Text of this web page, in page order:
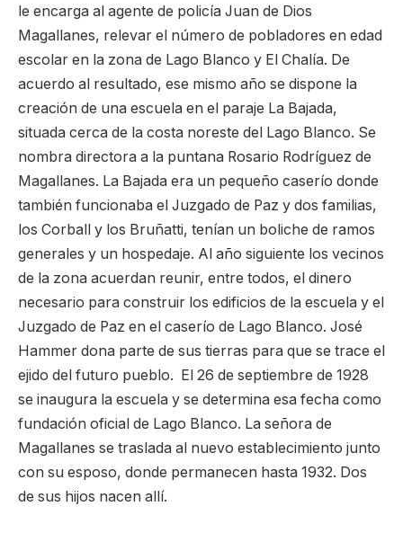
le encarga al agente de policía Juan de Dios
Magallanes, relevar el número de pobladores en edad
escolar en la zona de Lago Blanco y El Chalía. De
acuerdo al resultado, ese mismo año se dispone la
creación de una escuela en el paraje La Bajada,
situada cerca de la costa noreste del Lago Blanco. Se
nombra directora a la puntana Rosario Rodríguez de
Magallanes. La Bajada era un pequeño caserío donde
también funcionaba el Juzgado de Paz y dos familias,
los Corball y los Bruñatti, tenían un boliche de ramos
generales y un hospedaje. Al año siguiente los vecinos
de la zona acuerdan reunir, entre todos, el dinero
necesario para construir los edificios de la escuela y el
Juzgado de Paz en el caserío de Lago Blanco. José
Hammer dona parte de sus tierras para que se trace el
ejido del futuro pueblo. El 26 de septiembre de 1928
se inaugura la escuela y se determina esa fecha como
fundación oficial de Lago Blanco. La señora de
Magallanes se traslada al nuevo establecimiento junto
con su esposo, donde permanecen hasta 1932. Dos
de sus hijos nacen allí.